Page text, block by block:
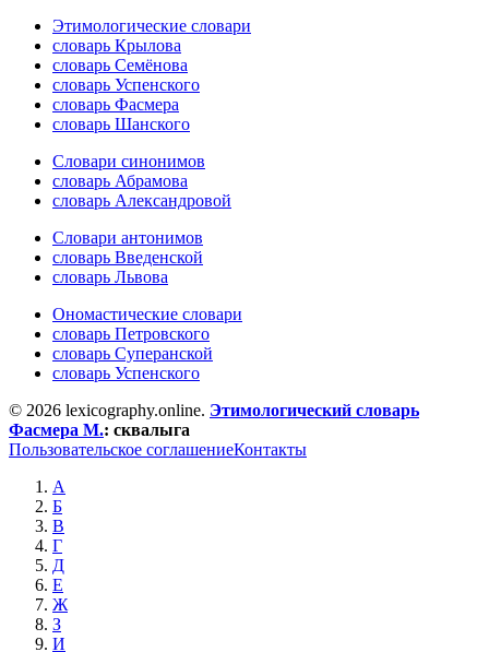
Этимологические словари
словарь Крылова
словарь Семёнова
словарь Успенского
словарь Фасмера
словарь Шанского
Словари синонимов
словарь Абрамова
словарь Александровой
Словари антонимов
словарь Введенской
словарь Львова
Ономастические словари
словарь Петровского
словарь Суперанской
словарь Успенского
© 2026 lexicography.online. Этимологический словарь
Фасмера М.: сквалыга
Пользовательское соглашениеКонтакты
А
Б
В
Г
Д
Е
Ж
З
И